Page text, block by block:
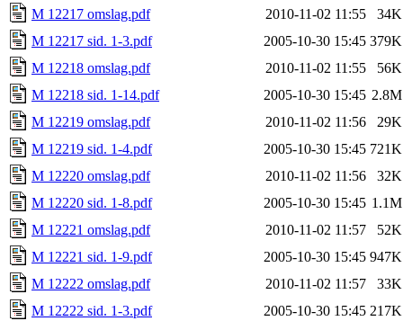
M 12217 omslag.pdf 2010-11-02 11:55
34K
M 12217 sid. 1-3.pdf
2005-10-30 15:45 379K
M 12218 omslag.pdf
2010-11-02 11:55
56K
M 12218 sid. 1-14.pdf
2005-10-30 15:45 2.8M
M 12219 omslag.pdf
2010-11-02 11:56
29K
M 12219 sid. 1-4.pdf
2005-10-30 15:45 721K
M 12220 omslag.pdf
2010-11-02 11:56
32K
M 12220 sid. 1-8.pdf
2005-10-30 15:45 1.1M
M 12221 omslag.pdf
2010-11-02 11:57
52K
M 12221 sid. 1-9.pdf
2005-10-30 15:45 947K
M 12222 omslag.pdf
2010-11-02 11:57
33K
M 12222 sid. 1-3.pdf
2005-10-30 15:45 217K